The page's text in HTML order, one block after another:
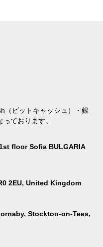
（ビットキャッシュ）・銀
ております。
floor Sofia BULGARIA
2EU, United Kingdom
Stockton-on-Tees,